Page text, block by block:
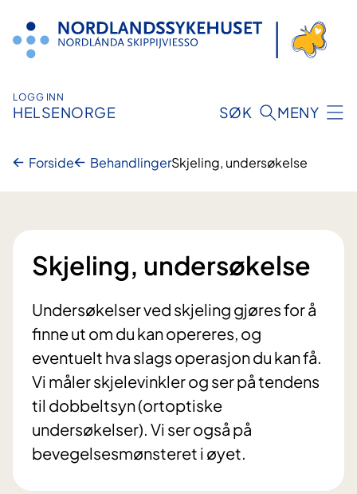
innhold
LOGG INN
HELSENORGE SØK MENY
Forside BehandlingerSkjeling, undersøkelse
Skjeling, undersøkelse
Undersøkelser ved skjeling gjøres for å
finne ut om du kan opereres, og
eventuelt hva slags operasjon du kan få.
Vi måler skjelevinkler og ser på tendens
til dobbeltsyn (ortoptiske
undersøkelser). Vi ser også på
bevegelsesmønsteret i øyet.